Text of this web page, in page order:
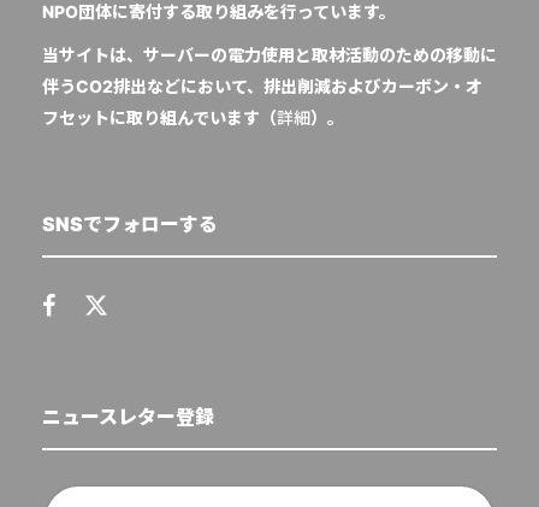
NPO団体に寄付する取り組みを行っています。
当サイトは、サーバーの電力使用と取材活動のための移動に
伴うCO2排出などにおいて、排出削減およびカーボン・オ
フセットに取り組んでいます（詳細）。
SNSでフォローする
ニュースレター登録